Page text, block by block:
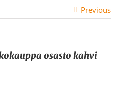
Previous
osasto kahvi